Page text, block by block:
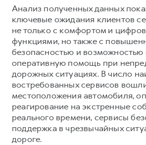
Сервис для корпоративных
HAVAL Лизинг
АКСЕССУАРЫ HAVAL
Автомобильные аксессуары
Коллекция CITY
Коллекция Базовая
Коллекция Детская
АКСЕССУАРЫ HAVAL
Автомобильные аксессуары
Коллекция CITY
Коллекция Базовая
Коллекция Детская
Анализ полученных данных
ключевые ожидания клиентов
не только с комфортом и
функциями, но также с
безопасностью и возможностью
оперативную помощь при
дорожных ситуациях. В число
востребованных сервисов
местоположения автомобиля,
реагирование на экстренные
реального времени, сервисы
поддержка в чрезвычайных
дороге.